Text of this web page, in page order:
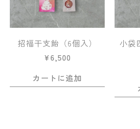
招福干支飴（6個入）
¥6,500
カートに追加
小袋